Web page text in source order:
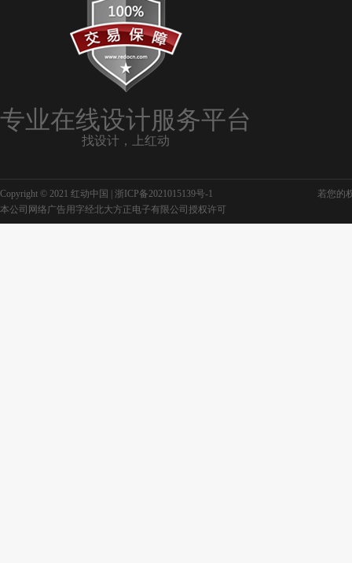
七夕节海报图片素材
七夕节女装海报
七夕节家电海报
七夕节手机海报
专业在线设计服务平台
找设计，上红动
Copyright © 2021 红动中国 | 浙ICP备2021015139号-1
若您的
本公司网络广告用字经北大方正电子有限公司授权许可